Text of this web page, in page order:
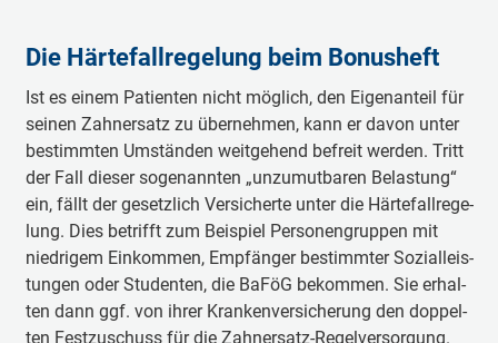
Die Här­te­fall­re­ge­lung beim Bon­us­heft
Ist es einem Pa­tien­ten nicht mög­lich, den Ei­gen­an­teil für
sei­nen Zahn­ersatz zu über­neh­men, kann er da­von un­ter
be­stimm­ten Um­stän­den weit­ge­hend be­freit wer­den. Tritt
der Fall die­ser so­ge­nann­ten „un­zu­mut­ba­ren Be­las­tung“
ein, fällt der ge­setz­lich Ver­sich­er­te un­ter die Här­te­fall­re­ge­
lung. Dies be­trifft zum Bei­spiel Per­so­neng­rup­pen mit
nied­rig­em Ein­kom­men, Emp­fän­ger be­stimm­ter So­zi­al­leis­
tun­gen oder Stu­den­ten, die Ba­FöG be­kom­men. Sie er­hal­
ten dann ggf. von ih­rer Krank­en­ver­sich­er­ung den dop­pel­
ten Fest­zu­schuss für die Zahn­ersatz-Re­gel­ver­sor­gung.